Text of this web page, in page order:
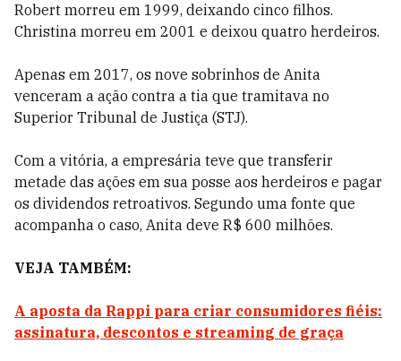
Robert morreu em 1999, deixando cinco filhos.
Christina morreu em 2001 e deixou quatro herdeiros.
Apenas em 2017, os nove sobrinhos de Anita
venceram a ação contra a tia que tramitava no
Superior Tribunal de Justiça (STJ).
Com a vitória, a empresária teve que transferir
metade das ações em sua posse aos herdeiros e pagar
os dividendos retroativos. Segundo uma fonte que
acompanha o caso, Anita deve R$ 600 milhões.
VEJA TAMBÉM:
A aposta da Rappi para criar consumidores fiéis:
assinatura, descontos e streaming de graça